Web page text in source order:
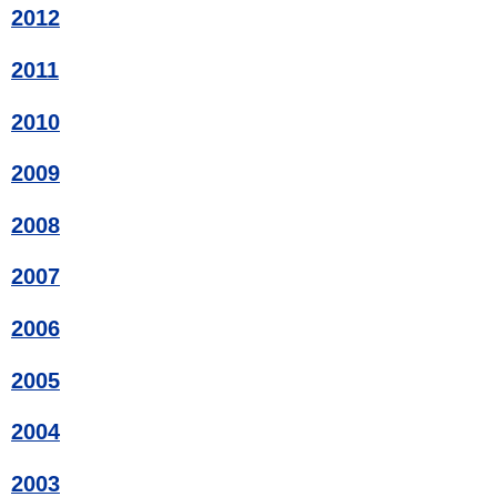
2012
2011
2010
2009
2008
2007
2006
2005
2004
2003